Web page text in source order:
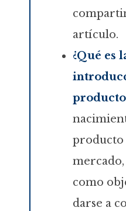
artículo.
¿Qué es
producto
como
darse a